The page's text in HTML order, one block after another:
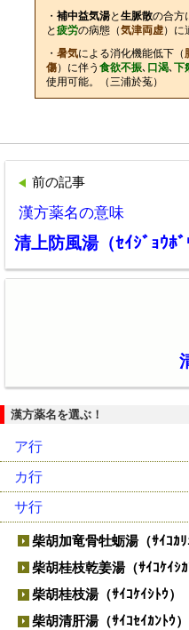
・補中益気湯と生脈散の合方
と疲労の病態（気津両虚）に
・暑気による消化機能低下（
傷）に伴う食欲不振､ 口渴､下
使用可能。（三浦於菟）
前の記事
漢方薬名の意味
清上防風湯（ｾｲｼﾞｮｳﾎﾞ
漢方薬名を選ぶ！
ア行
安中散（ｱﾝﾁｭｳｻﾝ）
胃苓湯（ｲﾚｲﾄｳ）
カ行
藿香正気散（ｶｯｺｳｼｮｳｷｻﾝ
葛根湯（ｶｯｺﾝﾄｳ）
葛根湯加川芎辛夷（ｶｯｺﾝ
加味逍遙散（ｶﾐｼｮｳﾖｳｻﾝ
帰脾湯（ｷﾋﾄｳ）
サ行
柴胡加竜骨牡蛎湯（ｻｲｺｶﾘ
柴胡桂枝乾姜湯（ｻｲｺｹｲｼｶ
柴胡桂枝湯（ｻｲｺｹｲｼﾄｳ）
柴胡清肝湯（ｻｲｺｾｲｶﾝﾄｳ）